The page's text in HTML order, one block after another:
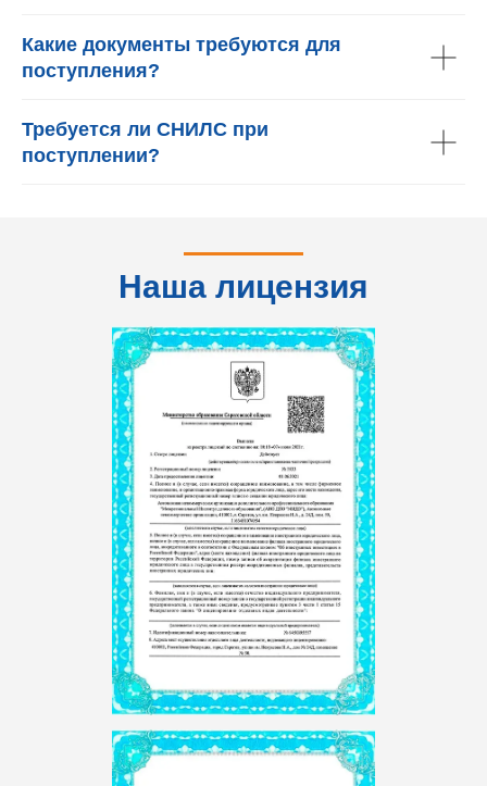
Какие документы требуются для
поступления?
Требуется ли СНИЛС при
поступлении?
Наша лицензия